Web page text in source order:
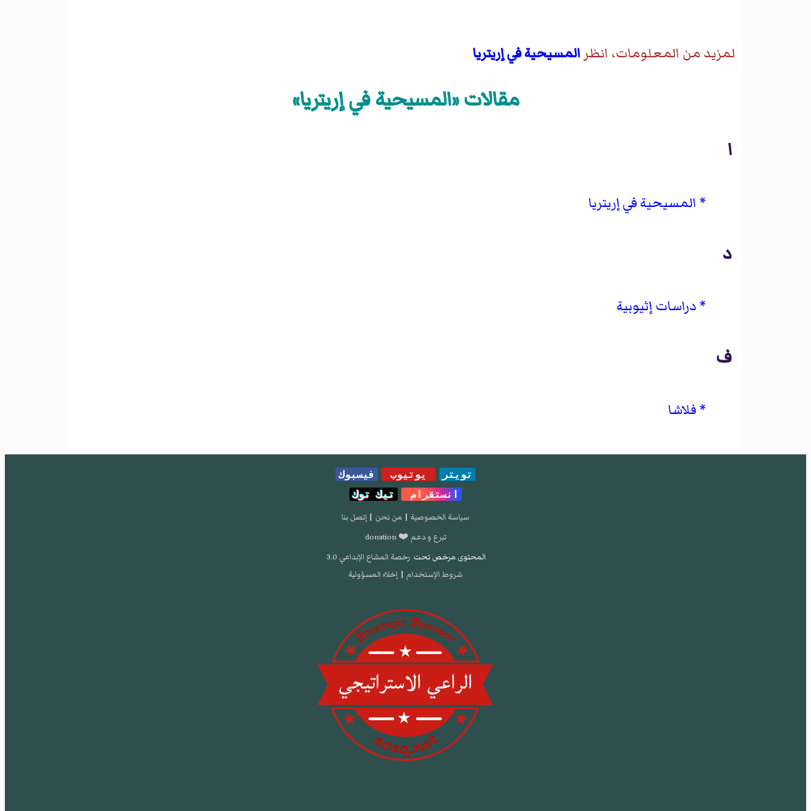
لمزيد من المعلومات، انظر المسيحية في إريتريا
مقالات «المسيحية في إريتريا»
ا
المسيحية في إريتريا
د
دراسات إثيوبية
ف
فلاشا
تويتر يوتيوب
فيسبوك
انستقرام
تيك توك
سياسة الخصوصية | من نحن | إتصل بنا
تبرع و دعم ❤️ donation
المحتوى مرخص تحت رخصة المشاع الإبداعي 3.0
شروط الإستخدام | إخلاء المسؤولية